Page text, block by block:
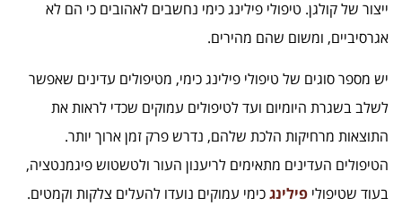
ייצור של קולגן. טיפולי פילינג כימי נחשבים לאהובים כי הם לא
אגרסיביים, ומשום שהם מהירים.
יש מספר סוגים של טיפולי פילינג כימי, מטיפולים עדינים שאפשר
לשלב בשגרת היומיום ועד לטיפולים עמוקים שכדי לראות את
התוצאות מרחיקות הלכת שלהם, נדרש פרק זמן ארוך יותר.
הטיפולים העדינים מתאימים לריענון העור ולטשטוש פיגמנטציה,
בעוד שטיפולי פילינגכימי עמוקים נועדו להעלים צלקות וקמטים.